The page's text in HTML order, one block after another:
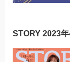
STORY 2023